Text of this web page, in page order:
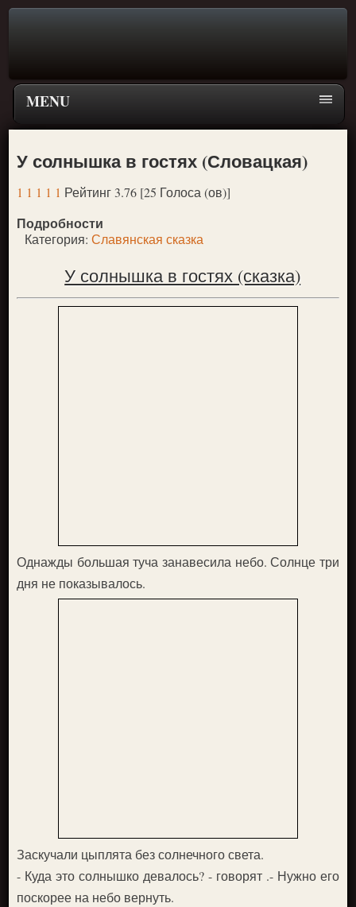
MENU
Главная страница
Поиск
ПЕРЕЙТИ К ГЛАВНОМУ МЕНЮ СКАЗОК
Новое
У солнышка в гостях (Словацкая)
1 1 1 1 1 Рейтинг 3.76 [25 Голоса (ов)]
Подробности
Категория:Славянская сказка
У солнышка в гостях (сказка)
Однажды большая туча занавесила небо. Солнце три
дня не показывалось.
Заскучали цыплята без солнечного света.
- Куда это солнышко девалось? - говорят .- Нужно его
поскорее на небо вернуть.